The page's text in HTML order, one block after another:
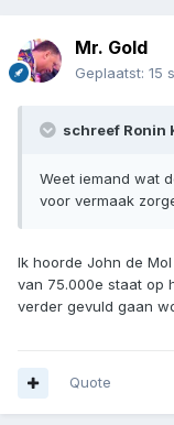
Mr. Gold
Geplaatst: 15
schreef Ronin
Weet iemand wat
voor vermaak
Ik hoorde John de
van 75.000e staat op
verder gevuld gaan
Quote